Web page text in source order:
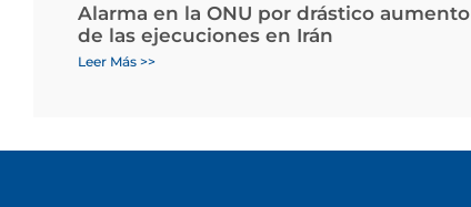
Alarma en la ONU por drástico aumento
de las ejecuciones en Irán
Leer Más >>